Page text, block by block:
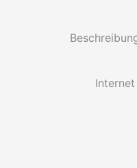
Internet